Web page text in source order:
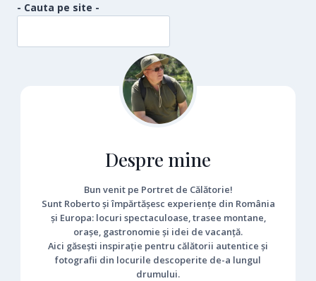
- Cauta pe site -
Despre mine
Bun venit pe Portret de Călătorie!
Sunt Roberto și împărtășesc experiențe din România
și Europa: locuri spectaculoase, trasee montane,
orașe, gastronomie și idei de vacanță.
Aici găsești inspirație pentru călătorii autentice și
fotografii din locurile descoperite de-a lungul
drumului.